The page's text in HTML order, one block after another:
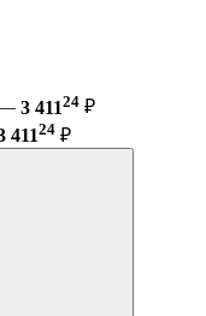
— 3 41124 ₽
41124 ₽